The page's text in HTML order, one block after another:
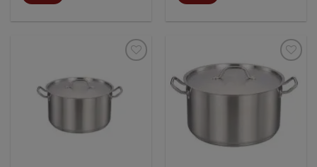
Minha
desejos
Minha
desejos